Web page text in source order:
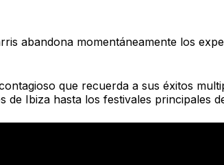
abandona momentáneamente los
que recuerda a sus éxitos
Ibiza hasta los festivales principales